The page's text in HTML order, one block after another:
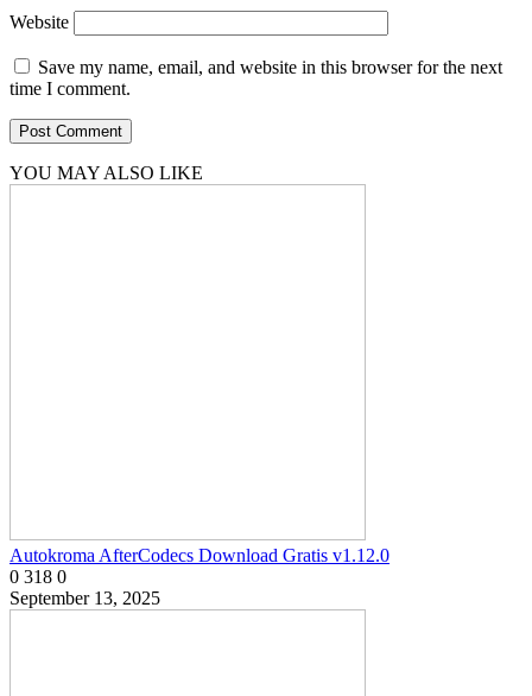
Website
Save my name, email, and website in this browser for the next
time I comment.
YOU MAY ALSO LIKE
Autokroma AfterCodecs Download Gratis v1.12.0
0 318 0
September 13, 2025